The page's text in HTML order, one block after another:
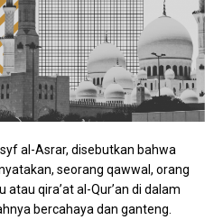
al-Asrar, disebutkan bahwa
seorang qawwal, orang
qira’at al-Qur’an di dalam
bercahaya dan ganteng.